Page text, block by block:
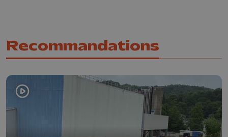
Recommandations